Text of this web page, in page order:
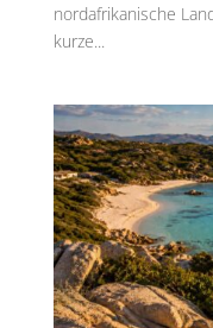
nordafrikanische
kurze...